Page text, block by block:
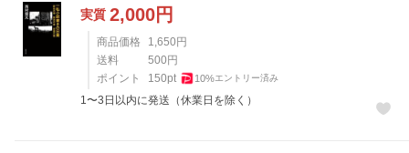
実質 2,000円
商品価格 1,650 円
送料
500 円
ポイント
150pt 10%エントリー済み
1〜3日以内に発送（休業日を除く）